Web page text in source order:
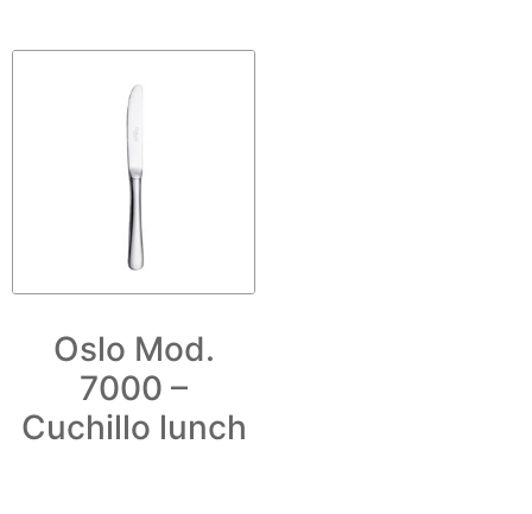
Oslo Mod.
7000 –
Cuchillo lunch